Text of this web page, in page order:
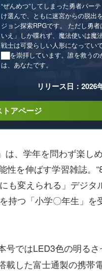
“ぜんめつ”してしまった勇者パー
け選んで、ともに迷宮からの脱出
ジョン探索RPGです。 ただし勇
いえ」しか喋れず、魔法使いは魔
戦士は可愛らしい人形になってい
██を崇拝しています。誰を救うの
は、あなたです。
リリース日：2026
アページ
、学年を問わず楽し
を伸ばす学習雑誌。
も変えられる」デジタ
持つ「小学〇年生」を
号ではLED3色の明る
載した富士通製の携帯